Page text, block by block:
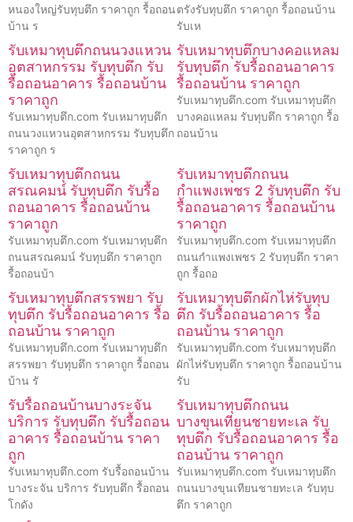
หนองใหญ่รับทุบตึก ราคาถูก รื้อถอน
บ้าน ร
ตรังรับทุบตึก ราคาถูก รื้อถอนบ้าน
รับเห
รับเหมาทุบตึกถนนวงแหวน
อุตสาหกรรม รับทุบตึก รับ
รื้อถอนอาคาร รื้อถอนบ้าน
ราคาถูก
รับเหมาทุบตึก.com รับเหมาทุบตึก
ถนนวงแหวนอุตสาหกรรม รับทุบตึก
ราคาถูก ร
รับเหมาทุบตึกบางคอแหลม
รับทุบตึก รับรื้อถอนอาคาร
รื้อถอนบ้าน ราคาถูก
รับเหมาทุบตึก.com รับเหมาทุบตึก
บางคอแหลม รับทุบตึก ราคาถูก รื้อ
ถอนบ้าน
รับเหมาทุบตึกถนน
สรณคมน์ รับทุบตึก รับรื้อ
ถอนอาคาร รื้อถอนบ้าน
ราคาถูก
รับเหมาทุบตึก.com รับเหมาทุบตึก
ถนนสรณคมน์ รับทุบตึก ราคาถูก
รื้อถอนบ้า
รับเหมาทุบตึกถนน
กำแพงเพชร 2 รับทุบตึก รับ
รื้อถอนอาคาร รื้อถอนบ้าน
ราคาถูก
รับเหมาทุบตึก.com รับเหมาทุบตึก
ถนนกำแพงเพชร 2 รับทุบตึก ราคา
ถูก รื้อถอ
รับเหมาทุบตึกสรรพยา รับ
ทุบตึก รับรื้อถอนอาคาร รื้อ
ถอนบ้าน ราคาถูก
รับเหมาทุบตึก.com รับเหมาทุบตึก
สรรพยา รับทุบตึก ราคาถูก รื้อถอน
บ้าน รั
รับเหมาทุบตึกผักไห่รับทุบ
ตึก รับรื้อถอนอาคาร รื้อ
ถอนบ้าน ราคาถูก
รับเหมาทุบตึก.com รับเหมาทุบตึก
ผักไห่รับทุบตึก ราคาถูก รื้อถอนบ้าน
รับ
รับรื้อถอนบ้านบางระจัน
บริการ รับทุบตึก รับรื้อถอน
อาคาร รื้อถอนบ้าน ราคา
ถูก
รับเหมาทุบตึก.com รับรื้อถอนบ้าน
บางระจัน บริการ รับทุบตึก รื้อถอน
โกดัง
รับเหมาทุบตึกถนน
บางขุนเทียนชายทะเล รับ
ทุบตึก รับรื้อถอนอาคาร รื้อ
ถอนบ้าน ราคาถูก
รับเหมาทุบตึก.com รับเหมาทุบตึก
ถนนบางขุนเทียนชายทะเล รับทุบ
ตึก ราคาถูก